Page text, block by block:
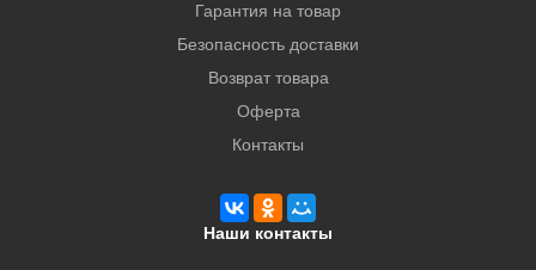
Гарантия на товар
Безопасность доставки
Возврат товара
Оферта
Контакты
Наши контакты